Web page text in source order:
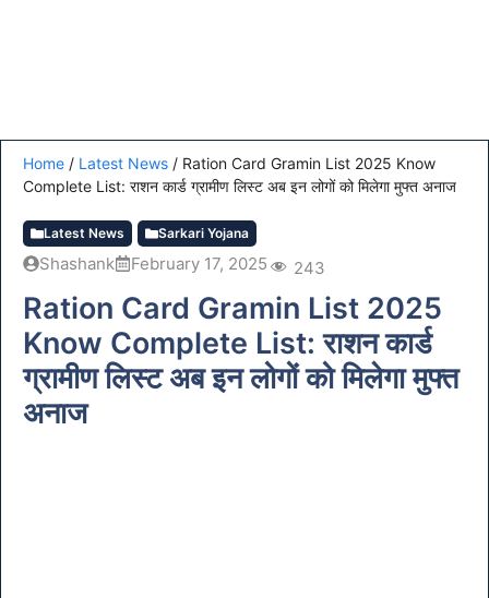
Home / Latest News / Ration Card Gramin List 2025 Know
Complete List: राशन कार्ड ग्रामीण लिस्ट अब इन लोगों को मिलेगा मुफ्त अनाज
Latest News Sarkari Yojana
Shashank February 17, 2025 243
Ration Card Gramin List 2025
Know Complete List: राशन कार्ड
ग्रामीण लिस्ट अब इन लोगों को मिलेगा मुफ्त
अनाज